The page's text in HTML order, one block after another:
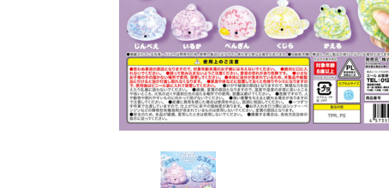
よくあるご質問
ご利用ガイド
06-6282-7659